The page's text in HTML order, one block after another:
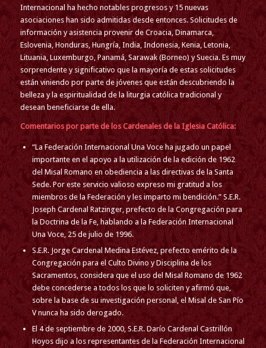
Internacional ha hecho notables progresos y 15 nuevas
asociaciones han sido admitidas desde entonces. Solicitudes de
información y asistencia provenir de Croacia, Dinamarca,
Eslovenia, Honduras, Hungría, India, Indonesia, Kenia, Letonia,
Lituania, Luxemburgo, Panamá, Sarawak (Borneo) y Suecia. Es muy
sorprendente y significativo que la mayoría de estas solicitudes
están viniendo por parte de jóvenes que están descubriendo la
belleza y la espiritualidad de la liturgia católica tradicional y
desean beneficiarse de ella.
Comentarios por parte de los Cardenales de la Iglesia Católica:
“La Federación Internacional Una Voce ha jugado un papel
importante en el apoyo a la utilización de la edición de 1962
del Misal Romano en obediencia a las directivas de la Santa
Sede. Por este servicio valioso expreso mi gratitud a los
miembros de la Federación y les imparto mi bendición.” S.E.R.
Joseph Cardenal Ratzinger, prefecto de la Congregación para
la Doctrina de la Fe, hablando a la Federación Internacional
Una Voce, 25 de julio de 1996.
S.E.R. Jorge Cardenal Medina Estévez, prefecto emérito de la
Congregación para el Culto Divino y Disciplina de los
Sacramentos, considera que el uso del Misal Romano de 1962
debe concederse a todos los que lo soliciten y afirmó que,
sobre la base de su investigación personal, el Misal de San Pío
V nunca ha sido derogado.
El 4 de septiembre de 2000, S.E.R. Darío Cardenal Castrillón
Hoyos dijo a los representantes de la Federación Internacional